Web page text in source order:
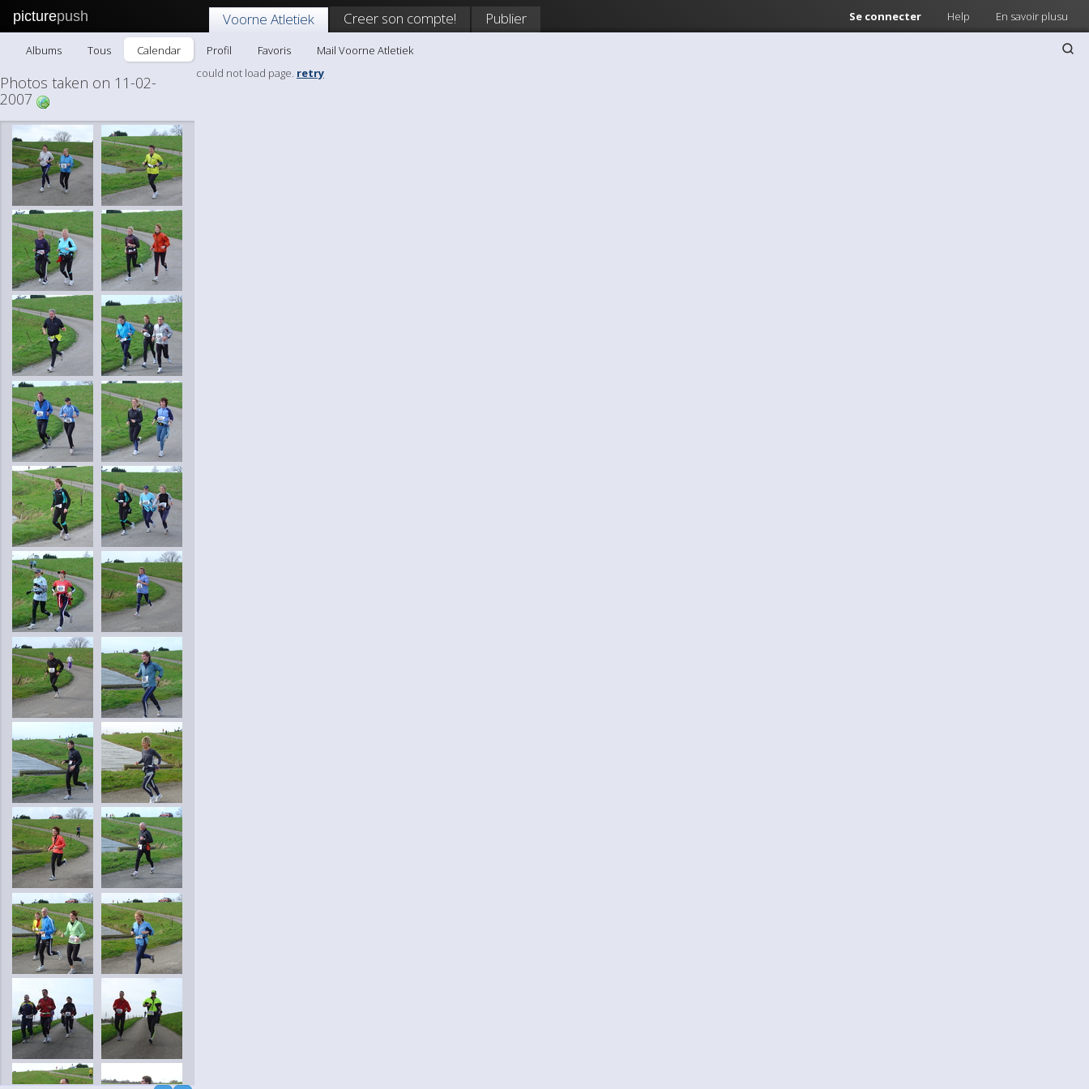
picturepush Se connecter Help En savoir plusu
Voorne Atletiek Creer son compte! Publier
Albums Tous Calendar Profil Favoris Mail Voorne Atletiek
Photos taken on 11-02-
2007
could not load page. retry